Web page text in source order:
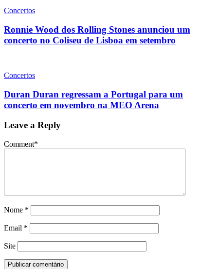
Concertos
Ronnie Wood dos Rolling Stones anunciou um
concerto no Coliseu de Lisboa em setembro
Concertos
Duran Duran regressam a Portugal para um
concerto em novembro na MEO Arena
Leave a Reply
Comment*
Nome *
Email *
Site